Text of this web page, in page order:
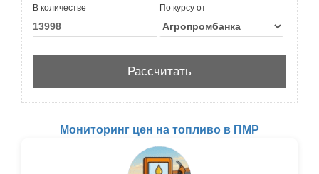
В количестве По курсу от
Мониторинг цен на топливо в ПМР